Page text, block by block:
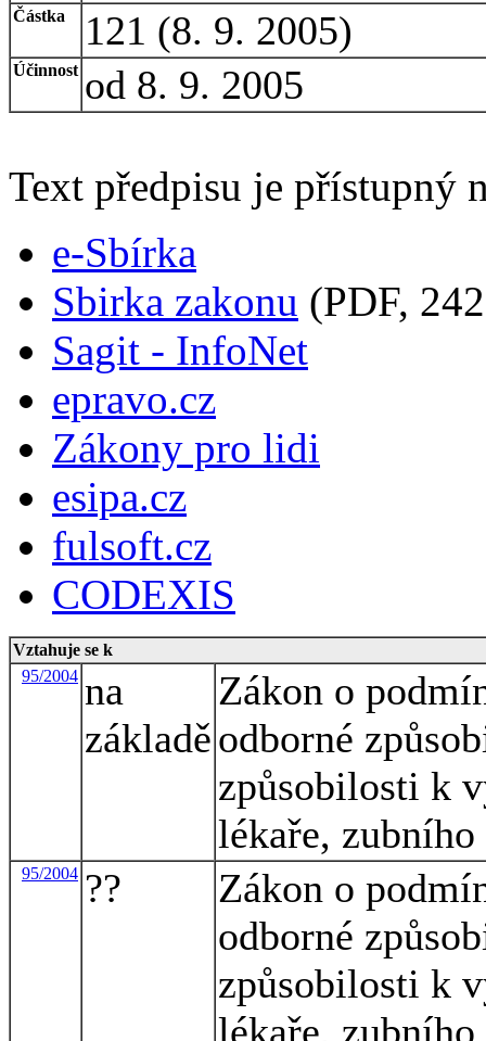
Částka 121 (8. 9. 2005)
Účinnost od 8. 9. 2005
Text předpisu je přístupný
e-Sbírka
Sbirka zakonu (PDF,
Sagit - InfoNet
epravo.cz
Zákony pro lidi
esipa.cz
fulsoft.cz
CODEXIS
Vztahuje se k
95/2004 na
základě
Zákon o
odborné
způsobilosti k
lékaře,
95/2004 ??
Zákon o
odborné
způsobilosti k
lékaře,